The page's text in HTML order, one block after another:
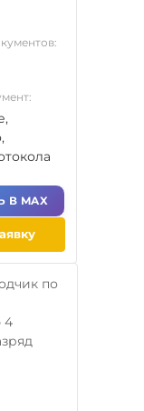
В MAX
по
4